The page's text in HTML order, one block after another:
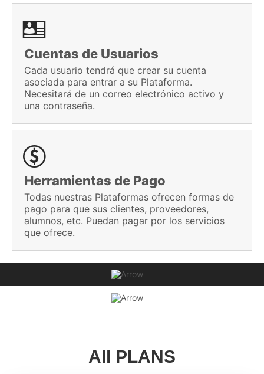
Cuentas de Usuarios
Cada usuario tendrá que crear su cuenta
asociada para entrar a su Plataforma.
Necesitará de un correo electrónico activo y
una contraseña.
Herramientas de Pago
Todas nuestras Plataformas ofrecen formas de
pago para que sus clientes, proveedores,
alumnos, etc. Puedan pagar por los servicios
que ofrece.
Más
All PLANS